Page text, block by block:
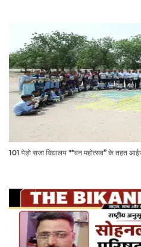
101 पेड़ो सजा विद्यालय "*वन महोत्सव” के तहत